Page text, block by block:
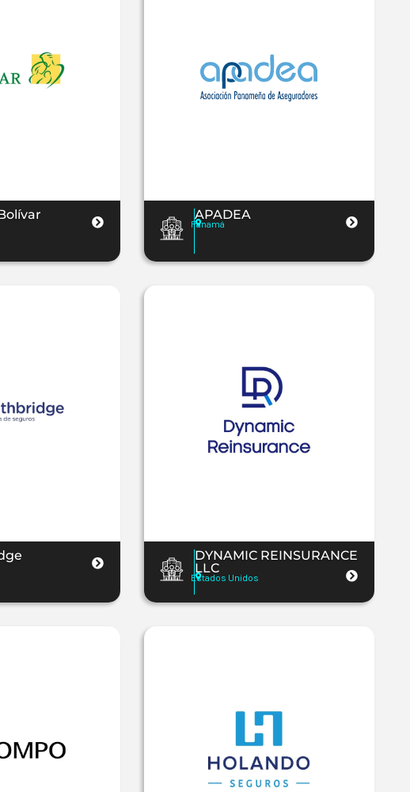
APADEA
Panamá
DYNAMIC REINSURANCE
LLC
Estados Unidos